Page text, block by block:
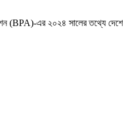
(BPA)-এর ২০২৪ সালের